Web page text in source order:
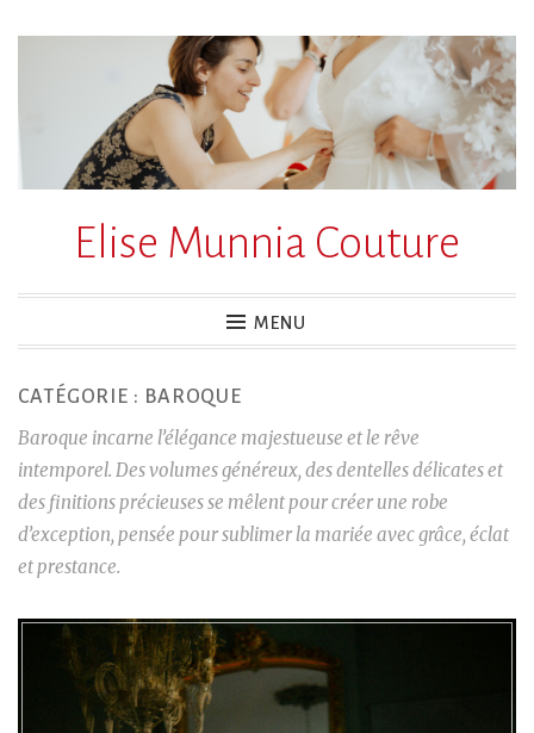
Elise Munnia Couture
MENU
CATÉGORIE : BAROQUE
Baroque incarne l’élégance majestueuse et le rêve
intemporel. Des volumes généreux, des dentelles délicates et
des finitions précieuses se mêlent pour créer une robe
d’exception, pensée pour sublimer la mariée avec grâce, éclat
et prestance.